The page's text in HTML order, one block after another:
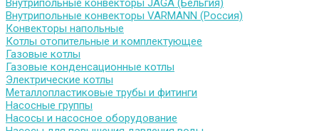
Внутрипольные конвекторы JAGA (Бельгия)
Внутрипольные конвекторы VARMANN (Россия)
Конвекторы напольные
Котлы отопительные и комплектующее
Газовые котлы
Газовые конденсационные котлы
Электрические котлы
Металлопластиковые трубы и фитинги
Насосные группы
Насосы и насосное оборудование